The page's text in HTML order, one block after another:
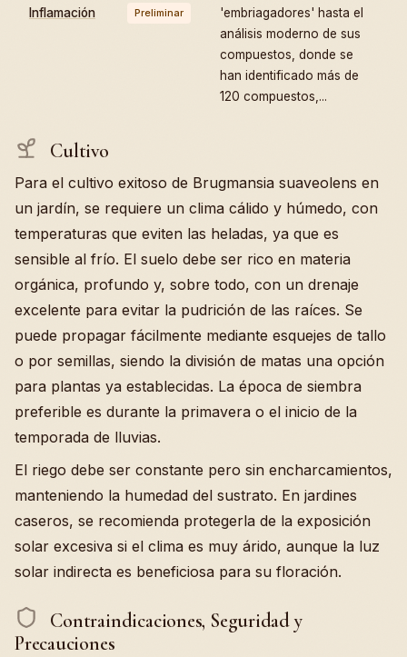
Inflamación Preliminar
'embriagadores' hasta el
análisis moderno de sus
compuestos, donde se
han identificado más de
120 compuestos,...
Cultivo
Para el cultivo exitoso de Brugmansia suaveolens en
un jardín, se requiere un clima cálido y húmedo, con
temperaturas que eviten las heladas, ya que es
sensible al frío. El suelo debe ser rico en materia
orgánica, profundo y, sobre todo, con un drenaje
excelente para evitar la pudrición de las raíces. Se
puede propagar fácilmente mediante esquejes de tallo
o por semillas, siendo la división de matas una opción
para plantas ya establecidas. La época de siembra
preferible es durante la primavera o el inicio de la
temporada de lluvias.
El riego debe ser constante pero sin encharcamientos,
manteniendo la humedad del sustrato. En jardines
caseros, se recomienda protegerla de la exposición
solar excesiva si el clima es muy árido, aunque la luz
solar indirecta es beneficiosa para su floración.
Contraindicaciones, Seguridad y
Precauciones